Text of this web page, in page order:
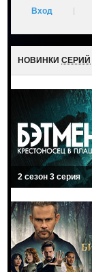
Вход
НОВИНКИ СЕРИЙ
2 сезон 3 серия